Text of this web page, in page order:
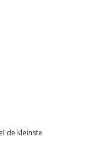
de kleinste